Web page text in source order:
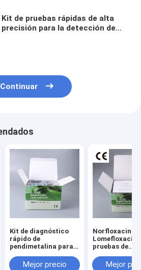
Kit de pruebas rápidas de alta
precisión para la detección de
Continuar
Kit de diagnóstico
rápido de
pendimetalina para
plaguicidas en el
Mejor precio
Norfloxacina
pruebas de
en mariscos y
Mejor